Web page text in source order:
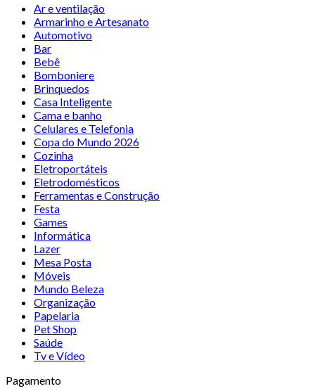
Ar e ventilação
Armarinho e Artesanato
Automotivo
Bar
Bebê
Bomboniere
Brinquedos
Casa Inteligente
Cama e banho
Celulares e Telefonia
Copa do Mundo 2026
Cozinha
Eletroportáteis
Eletrodomésticos
Ferramentas e Construção
Festa
Games
Informática
Lazer
Mesa Posta
Móveis
Mundo Beleza
Organização
Papelaria
Pet Shop
Saúde
Tv e Vídeo
Pagamento